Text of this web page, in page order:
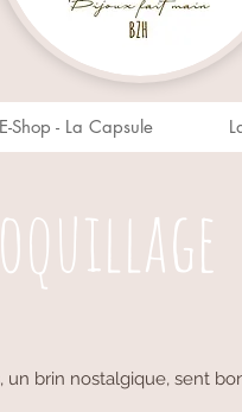
E-Shop - La Capsule
brin nostalgique, sent